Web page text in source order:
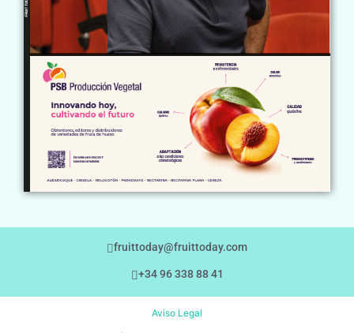
fruittoday@fruittoday.com
+34 96 338 88 41
Aviso Legal